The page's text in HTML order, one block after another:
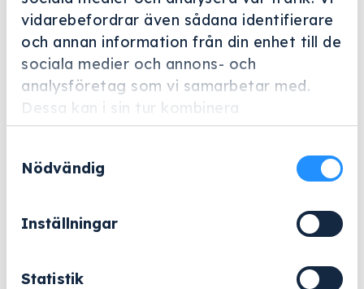
vidarebefordrar även sådana identifierare
och annan information från din enhet till de
sociala medier och annons- och
analysföretag som vi samarbetar med.
Dessa kan i sin tur kombinera
informationen med annan information som
samlat in när du har använt deras tjänster.
Nödvändig
Inställningar
Statistik
Helskärm
Miele Professional
E 468
Tillbehör för optimal placering av diverse utrustning.